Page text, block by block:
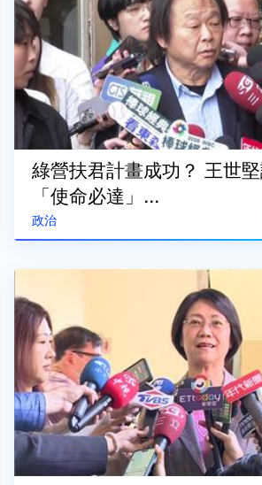
政治
綠營扶君計畫成功？ 王世堅讚鄭麗君
「使命必達」...